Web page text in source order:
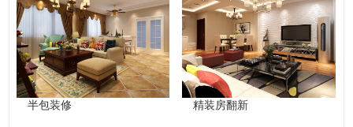
半包装修 精装房翻新